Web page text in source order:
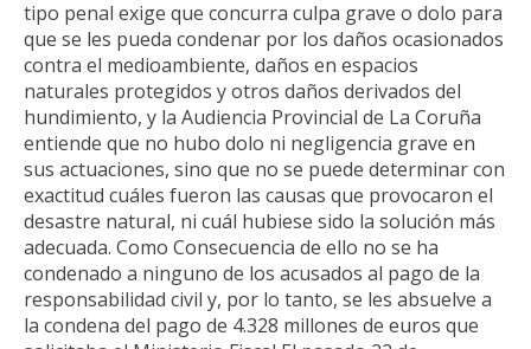
tipo penal exige que concurra culpa grave o dolo para
que se les pueda condenar por los daños ocasionados
contra el medioambiente, daños en espacios
naturales protegidos y otros daños derivados del
hundimiento, y la Audiencia Provincial de La Coruña
entiende que no hubo dolo ni negligencia grave en
sus actuaciones, sino que no se puede determinar con
exactitud cuáles fueron las causas que provocaron el
desastre natural, ni cuál hubiese sido la solución más
adecuada. Como Consecuencia de ello no se ha
condenado a ninguno de los acusados al pago de la
responsabilidad civil y, por lo tanto, se les absuelve a
la condena del pago de 4.328 millones de euros que